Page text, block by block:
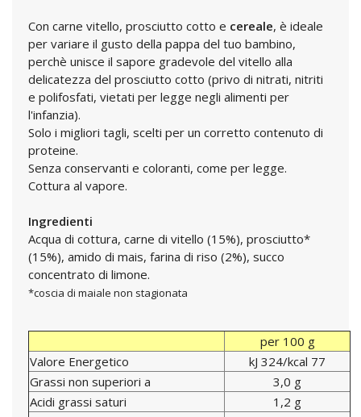
Con carne vitello, prosciutto cotto e cereale, è ideale
per variare il gusto della pappa del tuo bambino,
perchè unisce il sapore gradevole del vitello alla
delicatezza del prosciutto cotto (privo di nitrati, nitriti
e polifosfati, vietati per legge negli alimenti per
l'infanzia).
Solo i migliori tagli, scelti per un corretto contenuto di
proteine.
Senza conservanti e coloranti, come per legge.
Cottura al vapore.
Ingredienti
Acqua di cottura, carne di vitello (15%), prosciutto*
(15%), amido di mais, farina di riso (2%), succo
concentrato di limone.
*coscia di maiale non stagionata
per 100 g
Valore Energetico
kJ 324/kcal 77
Grassi non superiori a
3,0 g
Acidi grassi saturi
1,2 g